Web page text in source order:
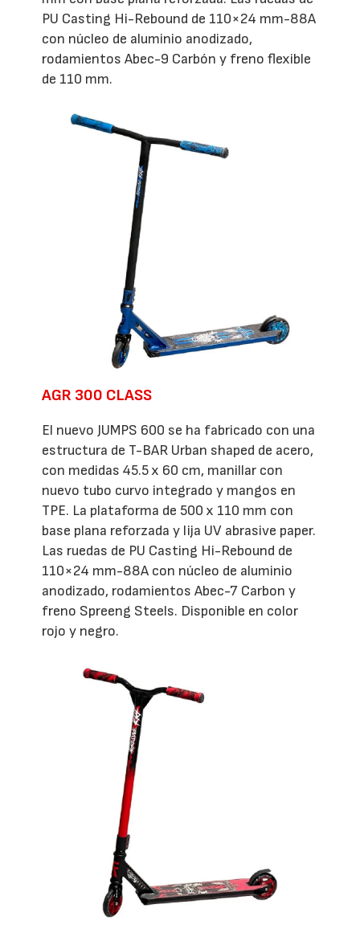
PU Casting Hi-Rebound de 110×24 mm-88A
con núcleo de aluminio anodizado,
rodamientos Abec-9 Carbón y freno flexible
de 110 mm.
AGR 300 CLASS
El nuevo JUMPS 600 se ha fabricado con una
estructura de T-BAR Urban shaped de acero,
con medidas 45.5 x 60 cm, manillar con
nuevo tubo curvo integrado y mangos en
TPE. La plataforma de 500 x 110 mm con
base plana reforzada y lija UV abrasive paper.
Las ruedas de PU Casting Hi-Rebound de
110×24 mm-88A con núcleo de aluminio
anodizado, rodamientos Abec-7 Carbon y
freno Spreeng Steels. Disponible en color
rojo y negro.